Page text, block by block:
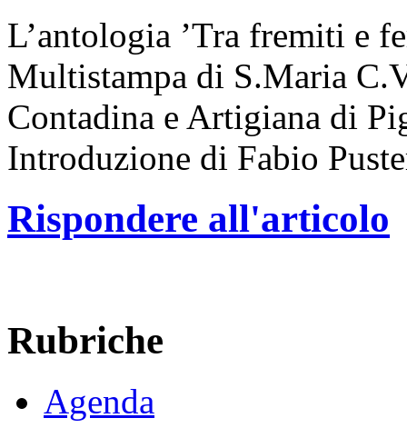
L’antologia ’Tra fremiti e
Multistampa di S.Maria
Contadina e Artigiana di
Introduzione di Fabio
Rispondere all'articolo
Rubriche
Agenda